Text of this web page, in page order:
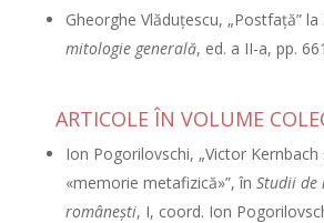
Gheorghe Vlăduţescu, „Postfaţă” la
mitologie generală, ed. a II-a, pp.
ARTICOLE ÎN VOLUME
Ion Pogorilovschi, „Victor Kernbach
«memorie metafizică»”, în Studii de
româneşti, I, coord. Ion